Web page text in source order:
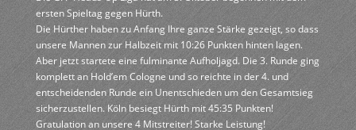
ersten Spieltag gegen Hürth.
Die Hürther haben zu Anfang Ihre ganze Stärke gezeigt, so dass
unsere Mannen zur Halbzeit mit 10:26 Punkten hinten lagen.
Aber jetzt startete eine fulminante Aufholjagd. Die 3. Runde ging
komplett an Hold’em Cologne und so reichte in der 4. und
entscheidenden Runde ein Unentschieden um den Gesamtsieg
sicherzustellen. Köln besiegt Hürth mit 45:35 Punkten!
Gratulation an unsere 4 Mitstreiter! Starke Leistung!